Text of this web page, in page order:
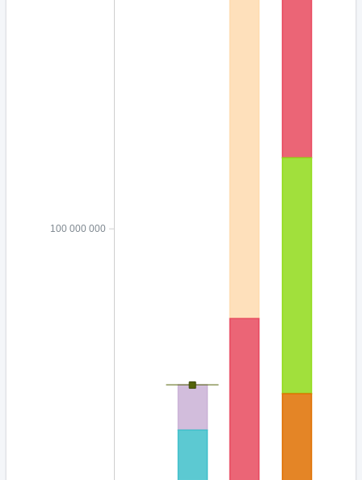
100 000 000